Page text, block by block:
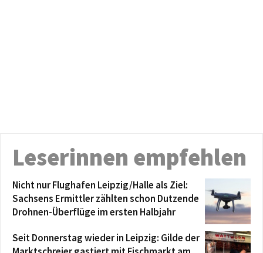
Leserinnen empfehlen
Nicht nur Flughafen Leipzig/Halle als Ziel:
Sachsens Ermittler zählten schon Dutzende
Drohnen-Überflüge im ersten Halbjahr
Seit Donnerstag wieder in Leipzig: Gilde der